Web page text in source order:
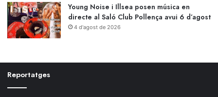
Young Noise i Illsea posen música en
directe al Saló Club Pollença avui 6 d’agost
4 d'agost de 2026
Reportatges